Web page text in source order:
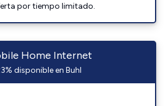
por tiempo limitado.
Home Internet
disponible en Buhl